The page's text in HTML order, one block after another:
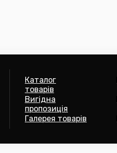
Каталог
товарів
Вигідна
пропозиція
Галерея товарів